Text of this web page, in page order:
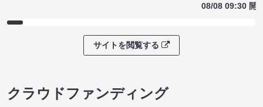
08/08 09:30 開
サイトを閲覧する
クラウドファンディング